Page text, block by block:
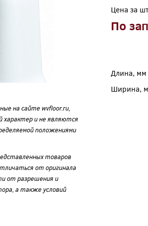
на сайте wvfloor.ru,
характер и не являются
положениями
товаров
от оригинала
от разрешения и
а также условий
Цена за
По
Длина, мм
Ширина,